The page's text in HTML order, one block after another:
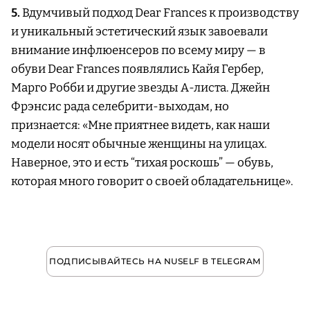
5.Вдумчивый подход Dear Frances к производству
и уникальный эстетический язык завоевали
внимание инфлюенсеров по всему миру — в
обуви Dear Frances появлялись Кайя Гербер,
Марго Робби и другие звезды А-листа. Джейн
Фрэнсис рада селебрити-выходам, но
признается: «Мне приятнее видеть, как наши
модели носят обычные женщины на улицах.
Наверное, это и есть “тихая роскошь” — обувь,
которая много говорит о своей обладательнице».
ПОДПИСЫВАЙТЕСЬ НА NUSELF В TELEGRAM